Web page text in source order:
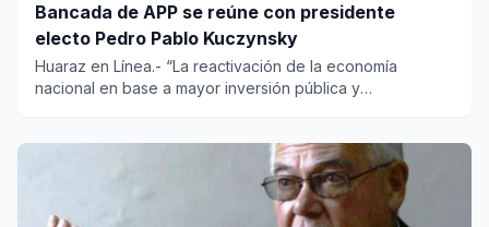
Bancada de APP se reúne con presidente
electo Pedro Pablo Kuczynsky
Huaraz en Línea.- “La reactivación de la economía
nacional en base a mayor inversión pública y